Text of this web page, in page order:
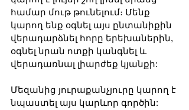
համար մութ թունելում։ Մենք
կարող ենք օգնել այս ընտանիքին
վերադարձնել հորը երեխաներին,
օգնել նրան ոտքի կանգնել և
վերադառնալ լիարժեք կյանքի:
Մեզանից յուրաքանչյուրը կարող է
նպաստել այս կարևոր գործին: